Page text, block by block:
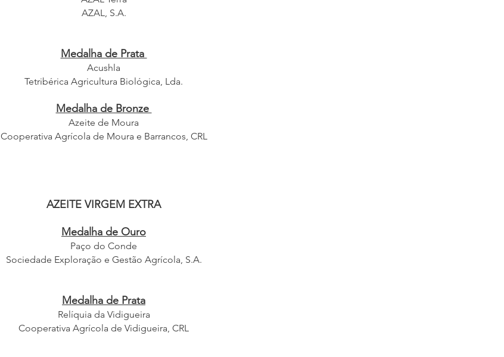
AZAL, S.A.
Medalha de Prata
Acushla
Tetribérica Agricultura Biológica, Lda.
Medalha de Bronze
Azeite de Moura
Cooperativa Agrícola de Moura e Barrancos, CRL
AZEITE VIRGEM EXTRA
Medalha de Ouro
Paço do Conde
Sociedade Exploração e Gestão Agrícola, S.A.
Medalha de Prata
Relíquia da Vidigueira
Cooperativa Agrícola de Vidigueira, CRL